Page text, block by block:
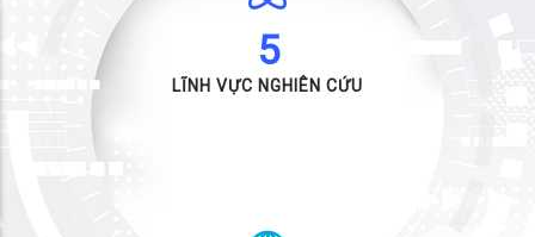
5
LĨNH VỰC NGHIÊN CỨU